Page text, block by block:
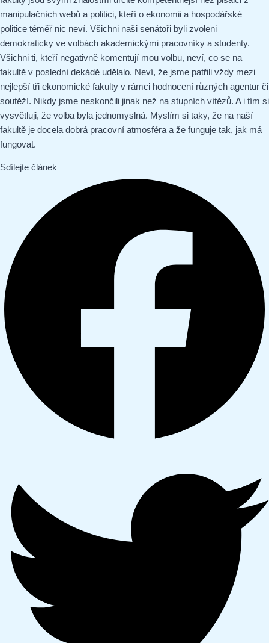
manipulačních webů a politici, kteří o ekonomii a hospodářské
politice téměř nic neví. Všichni naši senátoři byli zvoleni
demokraticky ve volbách akademickými pracovníky a studenty.
Všichni ti, kteří negativně komentují mou volbu, neví, co se na
fakultě v poslední dekádě udělalo. Neví, že jsme patřili vždy mezi
nejlepší tři ekonomické fakulty v rámci hodnocení různých agentur či
soutěží. Nikdy jsme neskončili jinak než na stupních vítězů. A i tím si
vysvětluji, že volba byla jednomyslná. Myslím si taky, že na naší
fakultě je docela dobrá pracovní atmosféra a že funguje tak, jak má
fungovat.
Sdílejte článek